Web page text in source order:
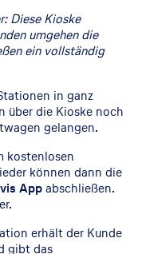
Diese Kioske
umgehen die
ein vollständig
in ganz
über die Kioske noch
gelangen.
kostenlosen
können dann die
Appabschließen.
erhält der Kunde
gibt das